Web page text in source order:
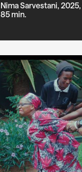
Nima Sarvestani, 2025,
85 min.